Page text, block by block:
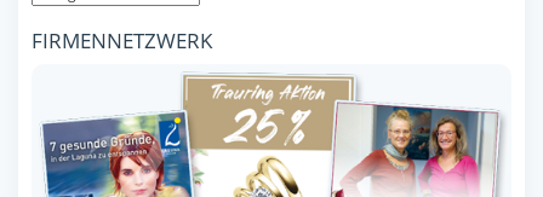
FIRMENNETZWERK